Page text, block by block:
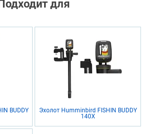
для
BUDDY
Эхолот Humminbird FISHIN BUDDY
140X